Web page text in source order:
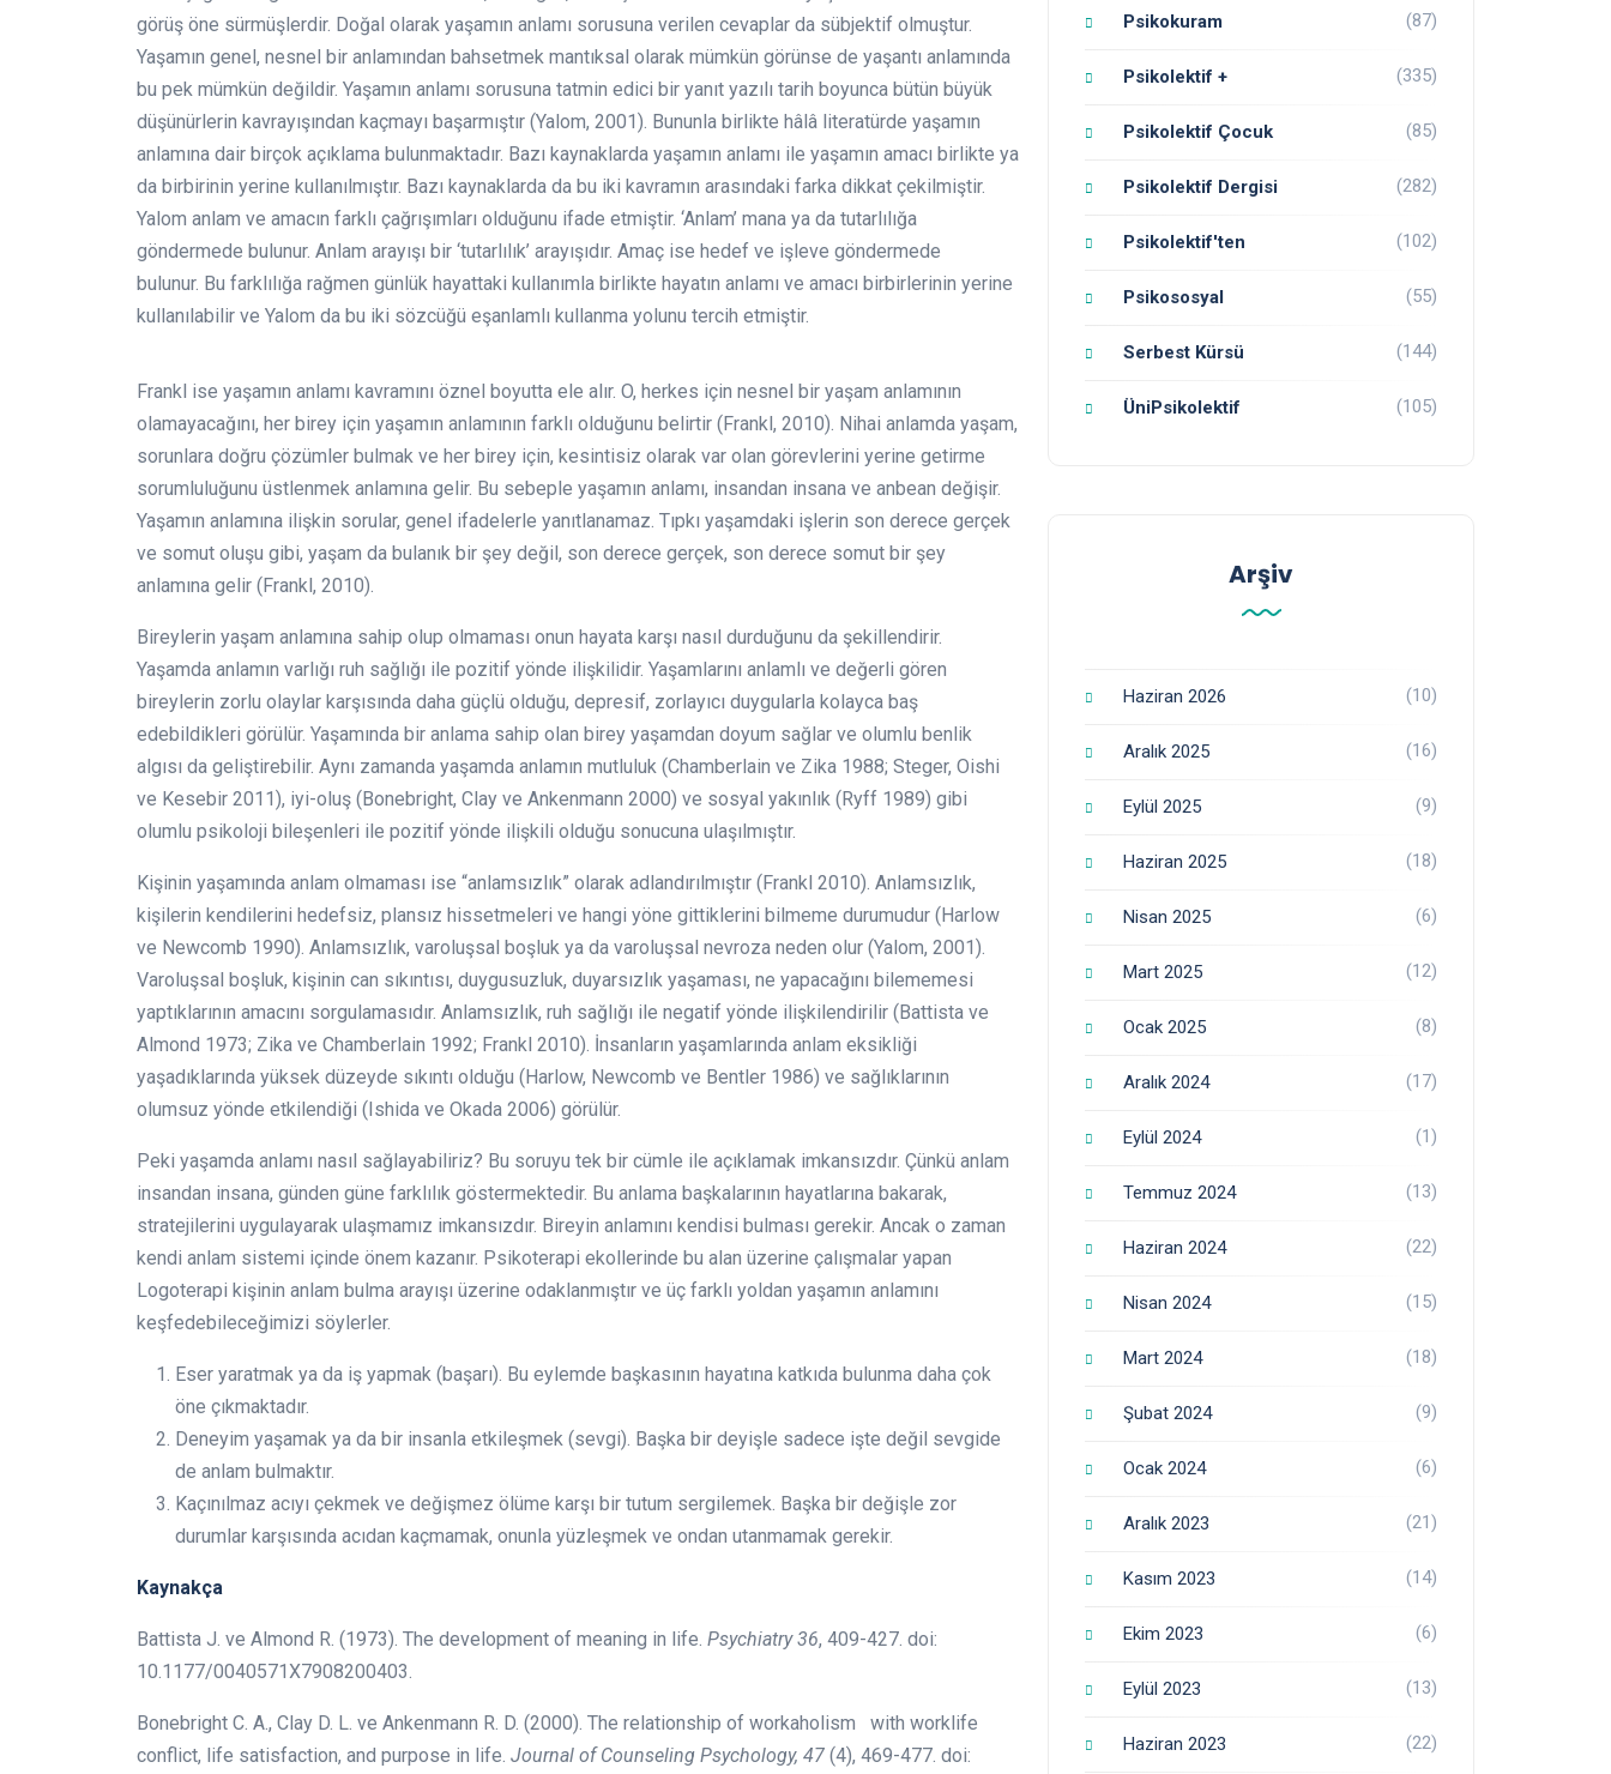
görüş öne sürmüşlerdir. Doğal olarak yaşamın anlamı sorusuna verilen cevaplar da sübjektif olmuştur.
Yaşamın genel, nesnel bir anlamından bahsetmek mantıksal olarak mümkün görünse de yaşantı anlamında
bu pek mümkün değildir. Yaşamın anlamı sorusuna tatmin edici bir yanıt yazılı tarih boyunca bütün büyük
düşünürlerin kavrayışından kaçmayı başarmıştır (Yalom, 2001). Bununla birlikte hâlâ literatürde yaşamın
anlamına dair birçok açıklama bulunmaktadır. Bazı kaynaklarda yaşamın anlamı ile yaşamın amacı birlikte ya
da birbirinin yerine kullanılmıştır. Bazı kaynaklarda da bu iki kavramın arasındaki farka dikkat çekilmiştir.
Yalom anlam ve amacın farklı çağrışımları olduğunu ifade etmiştir. ‘Anlam’ mana ya da tutarlılığa
göndermede bulunur. Anlam arayışı bir ‘tutarlılık’ arayışıdır. Amaç ise hedef ve işleve göndermede
bulunur. Bu farklılığa rağmen günlük hayattaki kullanımla birlikte hayatın anlamı ve amacı birbirlerinin yerine
kullanılabilir ve Yalom da bu iki sözcüğü eşanlamlı kullanma yolunu tercih etmiştir.
Frankl ise yaşamın anlamı kavramını öznel boyutta ele alır. O, herkes için nesnel bir yaşam anlamının
olamayacağını, her birey için yaşamın anlamının farklı olduğunu belirtir (Frankl, 2010). Nihai anlamda yaşam,
sorunlara doğru çözümler bulmak ve her birey için, kesintisiz olarak var olan görevlerini yerine getirme
sorumluluğunu üstlenmek anlamına gelir. Bu sebeple yaşamın anlamı, insandan insana ve anbean değişir.
Yaşamın anlamına ilişkin sorular, genel ifadelerle yanıtlanamaz. Tıpkı yaşamdaki işlerin son derece gerçek
ve somut oluşu gibi, yaşam da bulanık bir şey değil, son derece gerçek, son derece somut bir şey
anlamına gelir (Frankl, 2010).
Bireylerin yaşam anlamına sahip olup olmaması onun hayata karşı nasıl durduğunu da şekillendirir.
Yaşamda anlamın varlığı ruh sağlığı ile pozitif yönde ilişkilidir. Yaşamlarını anlamlı ve değerli gören
bireylerin zorlu olaylar karşısında daha güçlü olduğu, depresif, zorlayıcı duygularla kolayca baş
edebildikleri görülür. Yaşamında bir anlama sahip olan birey yaşamdan doyum sağlar ve olumlu benlik
algısı da geliştirebilir. Aynı zamanda yaşamda anlamın mutluluk (Chamberlain ve Zika 1988; Steger, Oishi
ve Kesebir 2011), iyi-oluş (Bonebright, Clay ve Ankenmann 2000) ve sosyal yakınlık (Ryff 1989) gibi
olumlu psikoloji bileşenleri ile pozitif yönde ilişkili olduğu sonucuna ulaşılmıştır.
Kişinin yaşamında anlam olmaması ise “anlamsızlık” olarak adlandırılmıştır (Frankl 2010). Anlamsızlık,
kişilerin kendilerini hedefsiz, plansız hissetmeleri ve hangi yöne gittiklerini bilmeme durumudur (Harlow
ve Newcomb 1990). Anlamsızlık, varoluşsal boşluk ya da varoluşsal nevroza neden olur (Yalom, 2001).
Varoluşsal boşluk, kişinin can sıkıntısı, duygusuzluk, duyarsızlık yaşaması, ne yapacağını bilememesi
yaptıklarının amacını sorgulamasıdır. Anlamsızlık, ruh sağlığı ile negatif yönde ilişkilendirilir (Battista ve
Almond 1973; Zika ve Chamberlain 1992; Frankl 2010). İnsanların yaşamlarında anlam eksikliği
yaşadıklarında yüksek düzeyde sıkıntı olduğu (Harlow, Newcomb ve Bentler 1986) ve sağlıklarının
olumsuz yönde etkilendiği (Ishida ve Okada 2006) görülür.
Peki yaşamda anlamı nasıl sağlayabiliriz? Bu soruyu tek bir cümle ile açıklamak imkansızdır. Çünkü anlam
insandan insana, günden güne farklılık göstermektedir. Bu anlama başkalarının hayatlarına bakarak,
stratejilerini uygulayarak ulaşmamız imkansızdır. Bireyin anlamını kendisi bulması gerekir. Ancak o zaman
kendi anlam sistemi içinde önem kazanır. Psikoterapi ekollerinde bu alan üzerine çalışmalar yapan
Logoterapi kişinin anlam bulma arayışı üzerine odaklanmıştır ve üç farklı yoldan yaşamın anlamını
keşfedebileceğimizi söylerler.
Eser yaratmak ya da iş yapmak (başarı). Bu eylemde başkasının hayatına katkıda bulunma daha çok
öne çıkmaktadır.
Deneyim yaşamak ya da bir insanla etkileşmek (sevgi). Başka bir deyişle sadece işte değil sevgide
de anlam bulmaktır.
Kaçınılmaz acıyı çekmek ve değişmez ölüme karşı bir tutum sergilemek. Başka bir değişle zor
durumlar karşısında acıdan kaçmamak, onunla yüzleşmek ve ondan utanmamak gerekir.
Kaynakça
Battista J. ve Almond R. (1973). The development of meaning in life. Psychiatry 36, 409-427. doi:
10.1177/0040571X7908200403.
Bonebright C. A., Clay D. L. ve Ankenmann R. D. (2000). The relationship of workaholism with worklife
conflict, life satisfaction, and purpose in life. Journal of Counseling Psychology, 47 (4), 469-477. doi:
Psikokuram (87)
Psikolektif + (335)
Psikolektif Çocuk (85)
Psikolektif Dergisi (282)
Psikolektif'ten (102)
Psikososyal (55)
Serbest Kürsü (144)
ÜniPsikolektif (105)
Arşiv
Haziran 2026 (10)
Aralık 2025 (16)
Eylül 2025 (9)
Haziran 2025 (18)
Nisan 2025 (6)
Mart 2025 (12)
Ocak 2025 (8)
Aralık 2024 (17)
Eylül 2024 (1)
Temmuz 2024 (13)
Haziran 2024 (22)
Nisan 2024 (15)
Mart 2024 (18)
Şubat 2024 (9)
Ocak 2024 (6)
Aralık 2023 (21)
Kasım 2023 (14)
Ekim 2023 (6)
Eylül 2023 (13)
Haziran 2023 (22)